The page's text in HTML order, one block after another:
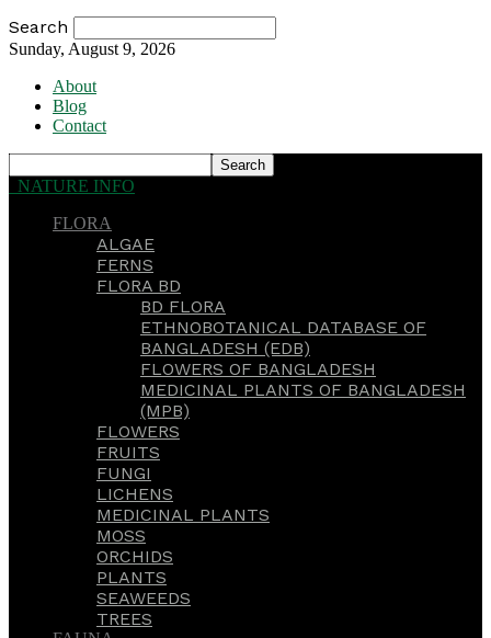
Search
Sunday, August 9, 2026
About
Blog
Contact
NATURE INFO
FLORA
ALGAE
FERNS
FLORA BD
BD FLORA
ETHNOBOTANICAL DATABASE OF
BANGLADESH (EDB)
FLOWERS OF BANGLADESH
MEDICINAL PLANTS OF BANGLADESH
(MPB)
FLOWERS
FRUITS
FUNGI
LICHENS
MEDICINAL PLANTS
MOSS
ORCHIDS
PLANTS
SEAWEEDS
TREES